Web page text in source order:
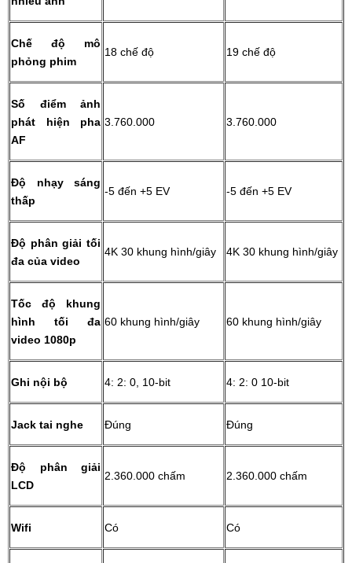
Chế độ mô
phỏng phim
18 chế độ 19 chế độ
Số điểm ảnh
phát hiện pha
AF
3.760.000 3.760.000
Độ nhạy sáng
thấp
-5 đến +5 EV -5 đến +5 EV
Độ phân giải tối
đa của video
4K 30 khung hình/giây 4K 30 khung hình/giây
Tốc độ khung
hình tối đa
video 1080p
60 khung hình/giây 60 khung hình/giây
Ghi nội bộ 4: 2: 0, 10-bit 4: 2: 0 10-bit
Jack tai nghe Đúng Đúng
Độ phân giải
LCD
2.360.000 chấm 2.360.000 chấm
Wifi Có Có